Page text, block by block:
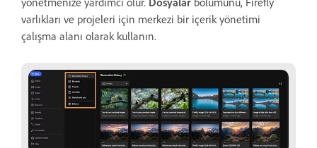
varlıkları ve projeleri için merkezi bir içerik yönetimi
çalışma alanı olarak kullanın.